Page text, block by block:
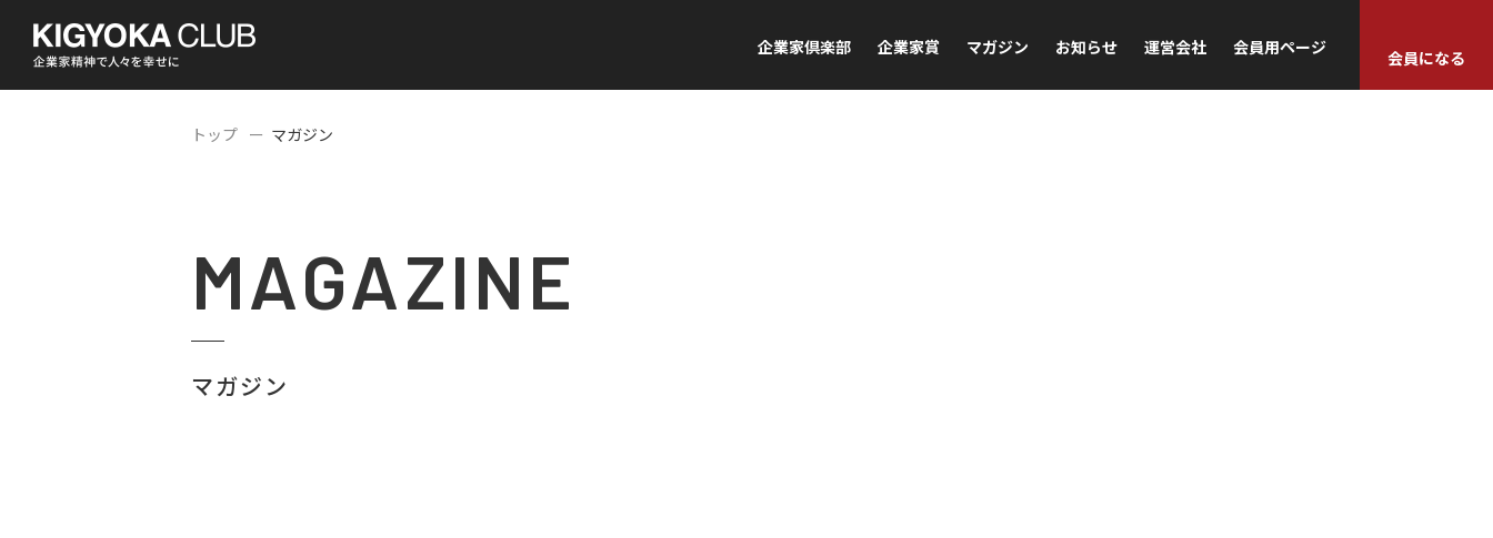
企業家倶楽部 企業家賞 マガジン お知らせ 運営会社 会員用ページ
会員になる
トップ マガジン
MAGAZINE
マガジン